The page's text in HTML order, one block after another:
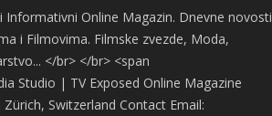
Informativni Online Magazin. Dnevne novosti
i Filmovima. Filmske zvezde, Moda,
</br> </br> <span
Studio | TV Exposed Online Magazine
Switzerland Contact Email: